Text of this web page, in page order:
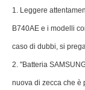
1. Leggere
B740AE e i modelli
caso di dubbi, si
2. "Batteria
nuova di zecca che è